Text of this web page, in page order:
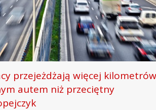
przejeżdżają więcej kilometrów
autem niż przeciętny